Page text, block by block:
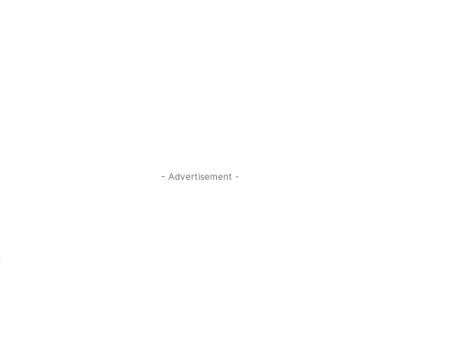
- Advertisement -